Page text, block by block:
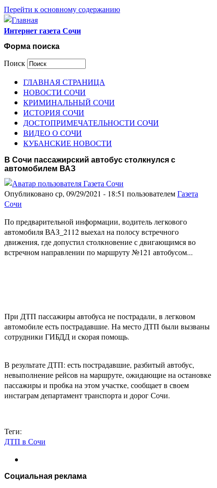
Перейти к основному содержанию
Интернет газета Сочи
Форма поиска
Поиск
ГЛАВНАЯ СТРАНИЦА
НОВОСТИ СОЧИ
КРИМИНАЛЬНЫЙ СОЧИ
ИСТОРИЯ СОЧИ
ДОСТОПРИМЕЧАТЕЛЬНОСТИ СОЧИ
ВИДЕО О СОЧИ
КУБАНСКИЕ НОВОСТИ
В Сочи пассажирский автобус столкнулся с
автомобилем ВАЗ
Опубликовано ср, 09/29/2021 - 18:51 пользователемГазета
Сочи
По предварительной информации, водитель легкового
автомобиля ВАЗ_2112 выехал на полосу встречного
движения, где допустил столкновение с двигающимся во
встречном направлении по маршруту №121 автобусом...
При ДТП пассажиры автобуса не пострадали, в легковом
автомобиле есть пострадавшие. На место ДТП были вызваны
сотрудники ГИБДД и скорая помощь.
В результате ДТП: есть пострадавшие, разбитый автобус,
невыполнение рейсов на маршруте, ожидающие на остановке
пассажиры и пробка на этом участке, сообщает в своем
инстаграм департамент транспорта и дорог Сочи.
Теги:
ДТП в Сочи
Социальная реклама